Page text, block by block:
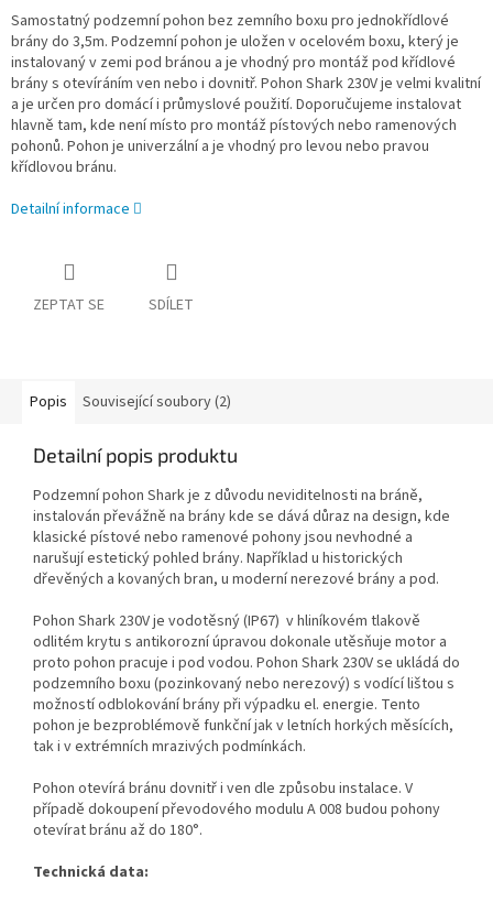
Samostatný podzemní pohon bez zemního boxu pro jednokřídlové
brány do 3,5m. Podzemní pohon je uložen v ocelovém boxu, který je
instalovaný v zemi pod bránou a je vhodný pro montáž pod křídlové
brány s otevíráním ven nebo i dovnitř. Pohon Shark 230V je velmi kvalitní
a je určen pro domácí i průmyslové použití. Doporučujeme instalovat
hlavně tam, kde není místo pro montáž pístových nebo ramenových
pohonů. Pohon je univerzální a je vhodný pro levou nebo pravou
křídlovou bránu.
Detailní informace
ZEPTAT SE SDÍLET
Popis Související soubory (2)
Detailní popis produktu
Podzemní pohon Shark je z důvodu neviditelnosti na bráně,
instalován převážně na brány kde se dává důraz na design, kde
klasické pístové nebo ramenové pohony jsou nevhodné a
narušují estetický pohled brány. Například u historických
dřevěných a kovaných bran, u moderní nerezové brány a pod.
Pohon Shark 230V je vodotěsný (IP67) v hliníkovém tlakově
odlitém krytu s antikorozní úpravou dokonale utěsňuje motor a
proto pohon pracuje i pod vodou. Pohon Shark 230V se ukládá do
podzemního boxu (pozinkovaný nebo nerezový) s vodící lištou s
možností odblokování brány při výpadku el. energie. Tento
pohon je bezproblémově funkční jak v letních horkých měsících,
tak i v extrémních mrazivých podmínkách.
Pohon otevírá bránu dovnitř i ven dle způsobu instalace. V
případě dokoupení převodového modulu A 008 budou pohony
otevírat bránu až do 180°.
Technická data: